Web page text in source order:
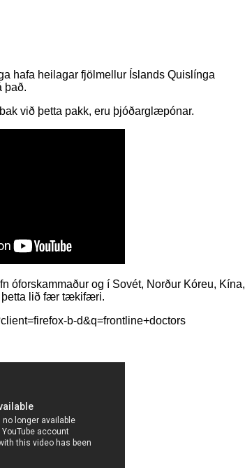
hafa heilagar fjölmellur Íslands Quislínga
það.
við þetta pakk, eru þjóðarglæpónar.
óforskammaður og í Sovét, Norður Kóreu, Kína,
þetta lið fær tækifæri.
b-d&q=frontline+doctors